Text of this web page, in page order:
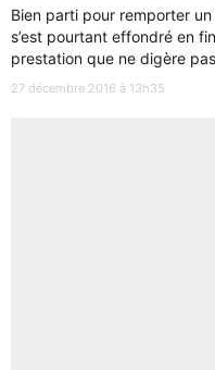
Bien parti pour remporter
s’est pourtant effondré en
prestation que ne digère
27 décembre 2016 à 13h35